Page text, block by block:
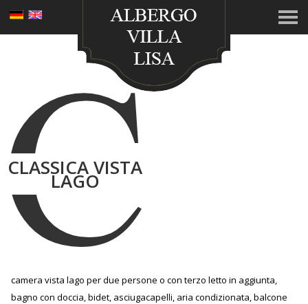
C
CLASSICA VISTA
LAGO
camera vista lago per due persone o con terzo letto in aggiunta,
bagno con doccia, bidet, asciugacapelli, aria condizionata, balcone